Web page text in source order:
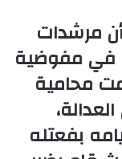
مرشدات
في مفوضية
محامية
بفعتله